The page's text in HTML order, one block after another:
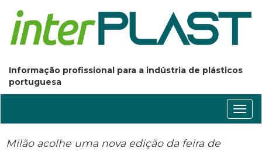
Informação profissional para a indústria de plásticos
portuguesa
Milão acolhe uma nova edição da feira de